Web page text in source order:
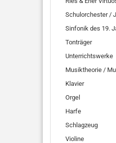
Schulorchester /
Sinfonik des 19.
Tonträger
Unterrichtswerke
Musiktheorie /
Klavier
Orgel
Harfe
Schlagzeug
Violine